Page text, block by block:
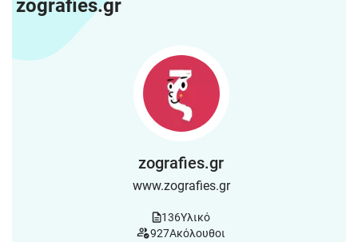
zografies.gr
zografies.gr
www.zografies.gr
136Υλικό
927Ακόλουθοι